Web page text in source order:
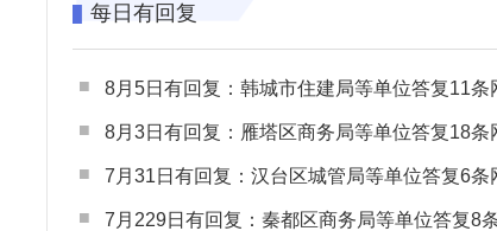
每日有回复
8月5日有回复：韩城市住建局等单位答复11条网民
8月3日有回复：雁塔区商务局等单位答复18条网民
7月31日有回复：汉台区城管局等单位答复6条网民
7月229日有回复：秦都区商务局等单位答复8条网民